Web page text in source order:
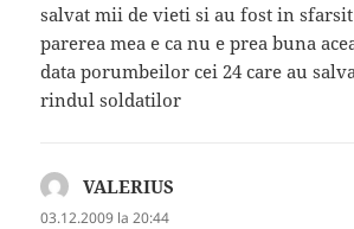
salvat mii de vieti si au fost in
parerea mea e ca nu e prea buna
data porumbeilor cei 24 care au
rindul soldatilor
VALERIUS
03.12.2009 la 20:44